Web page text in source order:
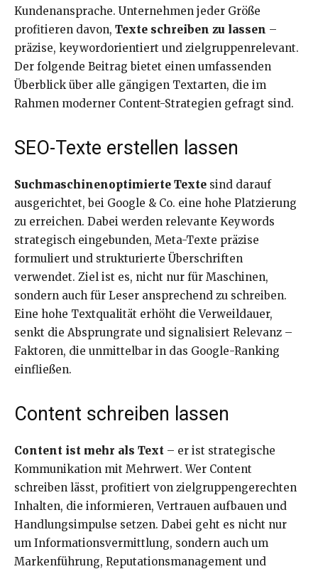
Kundenansprache. Unternehmen jeder Größe
profitieren davon, Texte schreiben zu lassen –
präzise, keywordorientiert und zielgruppenrelevant.
Der folgende Beitrag bietet einen umfassenden
Überblick über alle gängigen Textarten, die im
Rahmen moderner Content-Strategien gefragt sind.
SEO-Texte erstellen lassen
Suchmaschinenoptimierte Texte sind darauf
ausgerichtet, bei Google & Co. eine hohe Platzierung
zu erreichen. Dabei werden relevante Keywords
strategisch eingebunden, Meta-Texte präzise
formuliert und strukturierte Überschriften
verwendet. Ziel ist es, nicht nur für Maschinen,
sondern auch für Leser ansprechend zu schreiben.
Eine hohe Textqualität erhöht die Verweildauer,
senkt die Absprungrate und signalisiert Relevanz –
Faktoren, die unmittelbar in das Google-Ranking
einfließen.
Content schreiben lassen
Content ist mehr als Text – er ist strategische
Kommunikation mit Mehrwert. Wer Content
schreiben lässt, profitiert von zielgruppengerechten
Inhalten, die informieren, Vertrauen aufbauen und
Handlungsimpulse setzen. Dabei geht es nicht nur
um Informationsvermittlung, sondern auch um
Markenführung, Reputationsmanagement und